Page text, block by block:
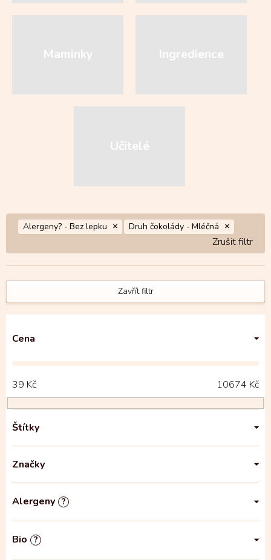
Maminky Ingredience
Učitelé
Alergeny? - Bez lepku Druh čokolády - Mléčná
Zavřít filtr
Cena
39 Kč 10674 Kč
Štítky
Značky
Alergeny ?
Bio ?